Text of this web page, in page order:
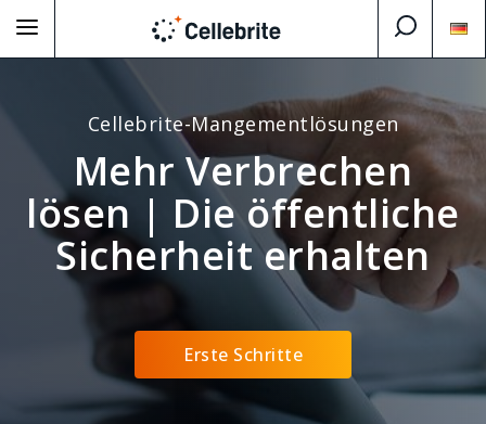
Cellebrite-Mangementlösungen
Mehr Verbrechen
lösen | Die öffentliche
Sicherheit erhalten
Erste Schritte